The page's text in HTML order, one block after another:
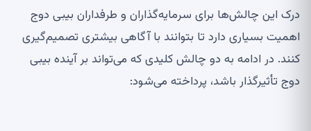
درک این چالش‌ها برای سرمایه‌گذاران و طرفداران بیبی دوج
اهمیت بسیاری دارد تا بتوانند با آگاهی بیشتری تصمیم‌گیری
کنند. در ادامه به دو چالش کلیدی که می‌تواند بر آینده بیبی
دوج تأثیرگذار باشد، پرداخته می‌شود: